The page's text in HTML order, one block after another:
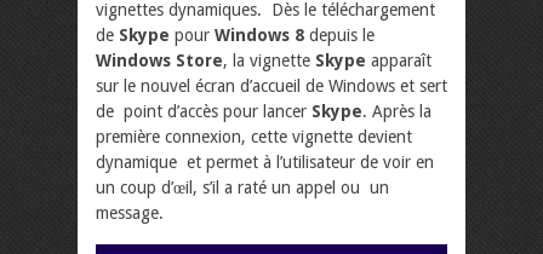
vignettes dynamiques. Dès le téléchargement
de Skype pour Windows 8 depuis le
Windows Store, la vignette Skype apparaît
sur le nouvel écran d’accueil de Windows et sert
de point d’accès pour lancer Skype. Après la
première connexion, cette vignette devient
dynamique et permet à l’utilisateur de voir en
un coup d’œil, s’il a raté un appel ou un
message.